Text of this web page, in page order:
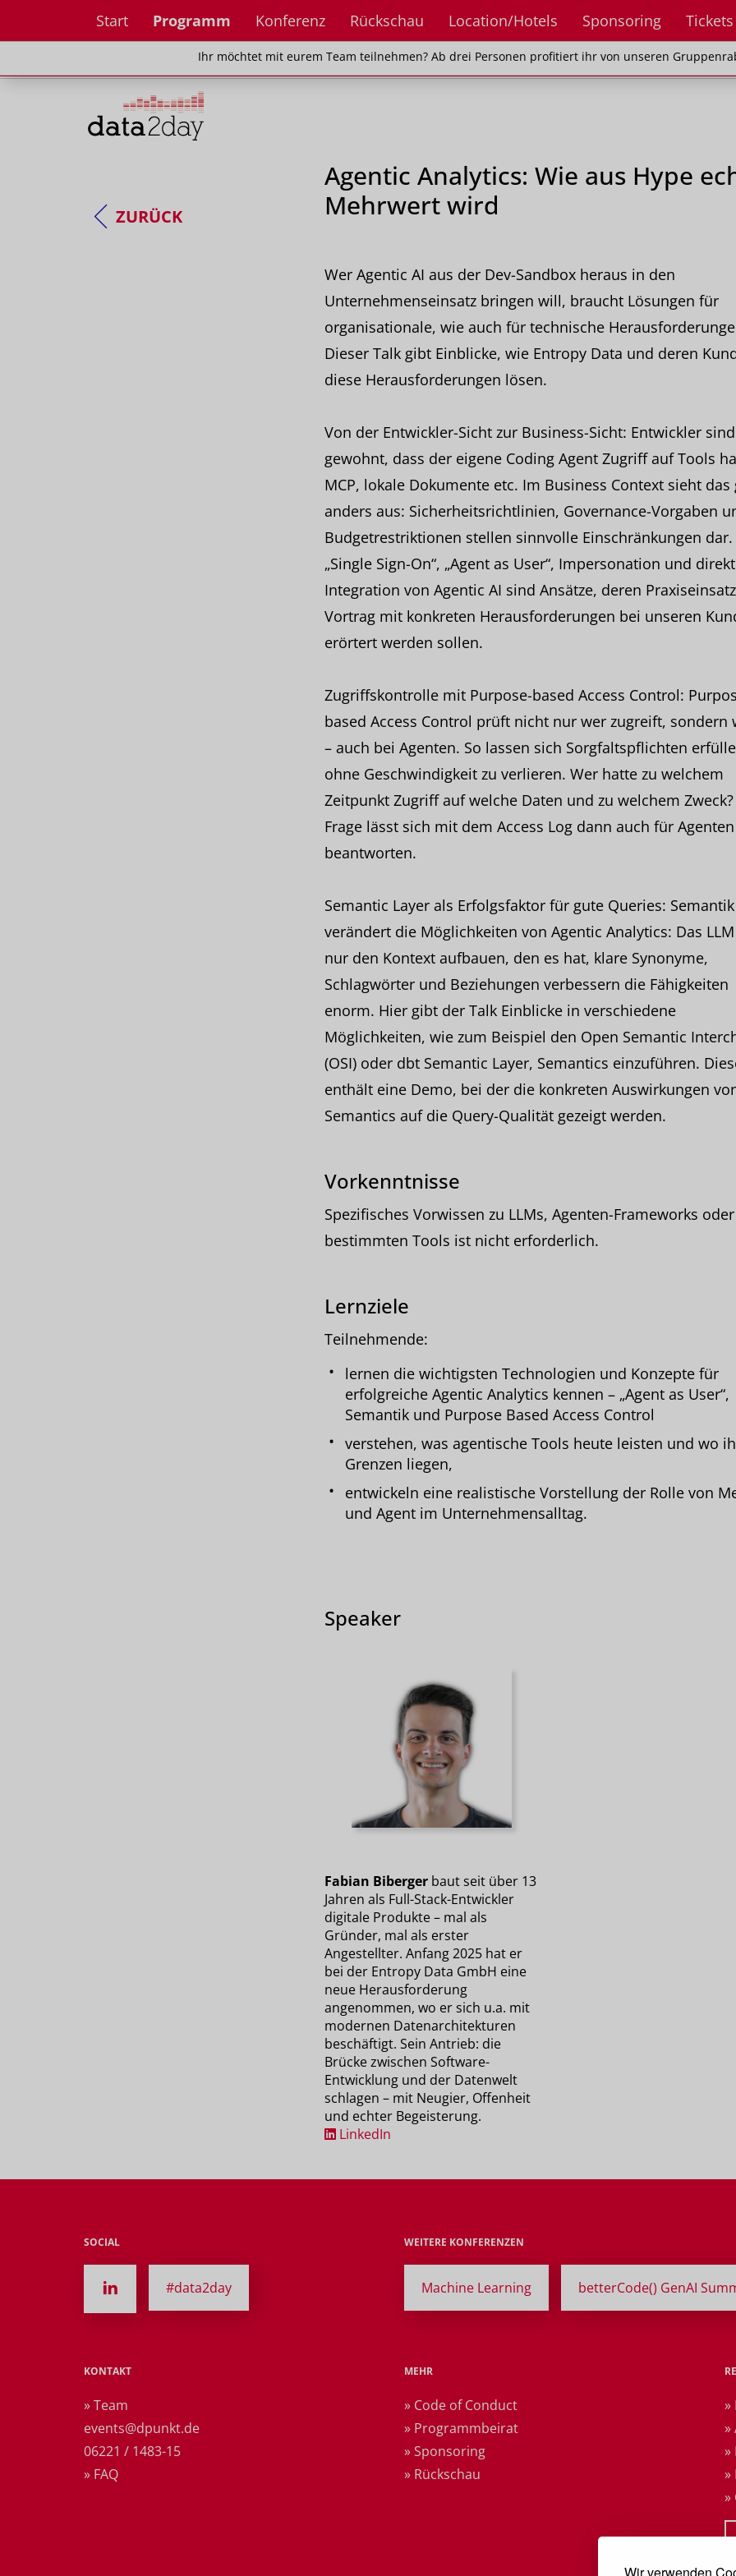
Start Programm Konferenz Rückschau Location/Hotels Sponsoring Tickets
Ihr möchtet mit eurem Team teilnehmen? Ab drei Personen profitiert ihr von unseren
Ihr möchtet mit eurem Team teilnehmen? Ab drei Personen profitiert ihr von unseren
ZURÜCK
Agentic Analytics: Wie aus Hype
Mehrwert wird
Wer Agentic AI aus der Dev-Sandbox heraus in den
Unternehmenseinsatz bringen will, braucht Lösungen für
organisationale, wie auch für technische
Dieser Talk gibt Einblicke, wie Entropy Data und deren
diese Herausforderungen lösen.
Von der Entwickler-Sicht zur Business-Sicht: Entwickler
gewohnt, dass der eigene Coding Agent Zugriff auf Tools
MCP, lokale Dokumente etc. Im Business Context sieht das
anders aus: Sicherheitsrichtlinien, Governance-Vorgaben
Budgetrestriktionen stellen sinnvolle Einschränkungen dar.
„Single Sign-On“, „Agent as User“, Impersonation und
Integration von Agentic AI sind Ansätze, deren
Vortrag mit konkreten Herausforderungen bei unseren
erörtert werden sollen.
Zugriffskontrolle mit Purpose-based Access Control:
based Access Control prüft nicht nur wer zugreift, sondern
– auch bei Agenten. So lassen sich Sorgfaltspflichten
ohne Geschwindigkeit zu verlieren. Wer hatte zu welchem
Zeitpunkt Zugriff auf welche Daten und zu welchem
Frage lässt sich mit dem Access Log dann auch für Agenten
beantworten.
Semantic Layer als Erfolgsfaktor für gute Queries: Semantik
verändert die Möglichkeiten von Agentic Analytics: Das
nur den Kontext aufbauen, den es hat, klare Synonyme,
Schlagwörter und Beziehungen verbessern die Fähigkeiten
enorm. Hier gibt der Talk Einblicke in verschiedene
Möglichkeiten, wie zum Beispiel den Open Semantic
(OSI) oder dbt Semantic Layer, Semantics einzuführen.
enthält eine Demo, bei der die konkreten Auswirkungen
Semantics auf die Query-Qualität gezeigt werden.
Vorkenntnisse
Spezifisches Vorwissen zu LLMs, Agenten-Frameworks oder
bestimmten Tools ist nicht erforderlich.
Lernziele
Teilnehmende:
lernen die wichtigsten Technologien und Konzepte für
erfolgreiche Agentic Analytics kennen – „Agent as User“,
Semantik und Purpose Based Access Control
verstehen, was agentische Tools heute leisten und wo
Grenzen liegen,
entwickeln eine realistische Vorstellung der Rolle von
und Agent im Unternehmensalltag.
Speaker
Fabian Bibergerbaut seit über 13
Jahren als Full-Stack-Entwickler
digitale Produkte – mal als
Gründer, mal als erster
Angestellter. Anfang 2025 hat er
bei der Entropy Data GmbH eine
neue Herausforderung
angenommen, wo er sich u.a. mit
modernen Datenarchitekturen
beschäftigt. Sein Antrieb: die
Brücke zwischen Software-
Entwicklung und der Datenwelt
schlagen – mit Neugier, Offenheit
und echter Begeisterung.
LinkedIn
SOCIAL
#data2day
WEITERE KONFERENZEN
Machine Learning betterCode() GenAI
KONTAKT
» Team
events@dpunkt.de
06221 / 1483-15
» FAQ
MEHR
» Code of Conduct
» Programmbeirat
» Sponsoring
» Rückschau
»
»
»
»
»